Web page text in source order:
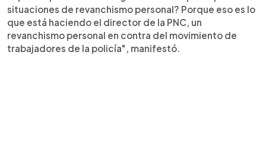
situaciones de revanchismo personal? Porque eso es lo
que está haciendo el director de la PNC, un
revanchismo personal en contra del movimiento de
trabajadores de la policía", manifestó.